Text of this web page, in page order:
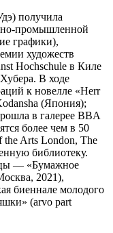
получила
промышленной
графики),
художеств
Hochschule в Киле
В ходе
к новелле «Herr
(Япония);
в галерее BBA
более чем в 50
the Arts London, The
библиотеку.
— «Бумажное
2021),
биеннале молодого
(arvo part